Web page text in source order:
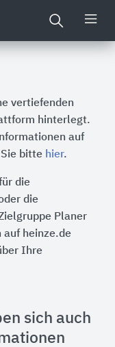
vertiefenden
hinterlegt.
auf
bitte hier.
die
die
Planer
auf heinze.de
Ihre
sich auch